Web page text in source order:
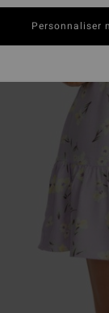
Personnaliser